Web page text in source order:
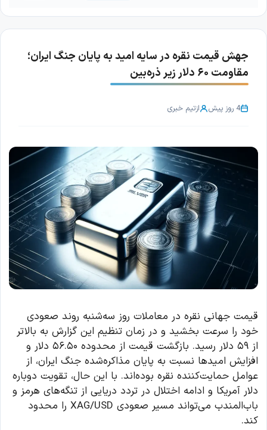
جهش قیمت نقره در سایه امید به پایان جنگ ایران؛
مقاومت ۶۰ دلار زیر ذره‌بین
4 روز پیش ازتیم خبری
قیمت جهانی نقره در معاملات روز سه‌شنبه روند صعودی
خود را سرعت بخشید و در زمان تنظیم این گزارش به بالاتر
از ۵۹ دلار رسید. بازگشت قیمت از محدوده ۵۶.۵۰ دلار و
افزایش امیدها نسبت به پایان مذاکره‌شده جنگ ایران، از
عوامل حمایت‌کننده نقره بوده‌اند. با این حال، تقویت دوباره
دلار آمریکا و ادامه اختلال در تردد دریایی از تنگه‌های هرمز و
باب‌المندب می‌تواند مسیر صعودی XAG/USD را محدود
کند.